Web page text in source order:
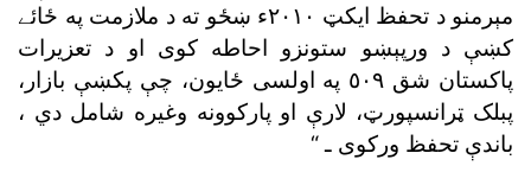
مېرمنو د تحفظ ايکټ ٢٠١٠ء ښځو ته د ملازمت په ځائے
کښې د ورپېښو ستونزو احاطه کوى او د تعزيرات
پاکستان شق ٥٠٩ په اولسى ځايون، چې پکښې بازار،
پبلک ټرانسپورټ، لارې او پارکوونه وغيره شامل دي ،
باندې تحفظ ورکوى ـ “